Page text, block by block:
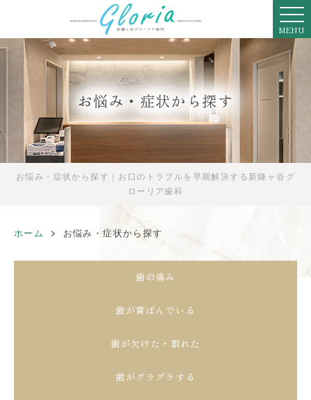
MENU
お悩み・症状から探す
お悩み・症状から探す｜お口のトラブルを早期解決する新鎌ヶ谷グ
ローリア歯科
ホーム お悩み・症状から探す
歯の痛み
歯が黄ばんでいる
歯が欠けた・割れた
歯がグラグラする